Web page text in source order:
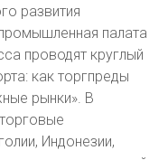
развития
палата
проводят круглый
как торгпреды
рынки». В
Индонезии,